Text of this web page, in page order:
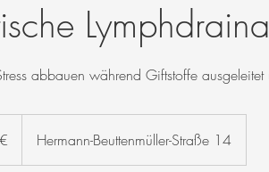
abbauen während Giftstoffe
Hermann-Beuttenmüller-Straße 14